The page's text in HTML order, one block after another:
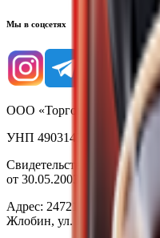
Мы в соцсетях
ООО «Торговая сеть
УНП 490314725
Свидетельство о
от 30.05.2003г выдано
Адрес: 247210, Республика
Жлобин, ул. Козлова 2-А